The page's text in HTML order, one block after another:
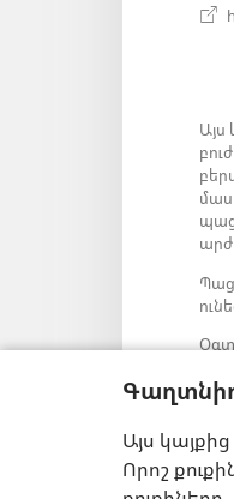
Այս
Որոշ
Այս